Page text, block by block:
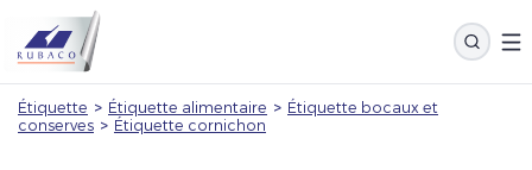
Étiquette > Étiquette alimentaire > Étiquette bocaux et
conserves > Étiquette cornichon